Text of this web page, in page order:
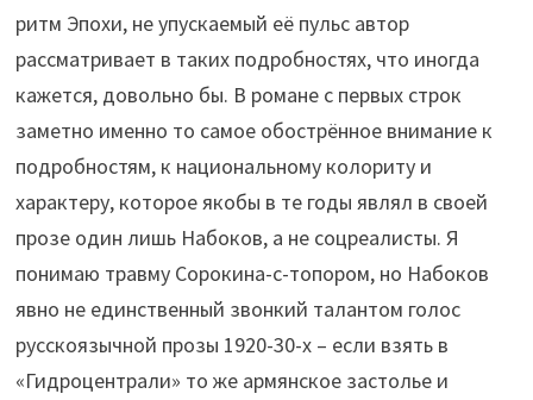
ритм Эпохи, не упускаемый её пульс автор
рассматривает в таких подробностях, что иногда
кажется, довольно бы. В романе с первых строк
заметно именно то самое обострённое внимание к
подробностям, к национальному колориту и
характеру, которое якобы в те годы являл в своей
прозе один лишь Набоков, а не соцреалисты. Я
понимаю травму Сорокина-с-топором, но Набоков
явно не единственный звонкий талантом голос
русскоязычной прозы 1920-30-х – если взять в
«Гидроцентрали» то же армянское застолье и